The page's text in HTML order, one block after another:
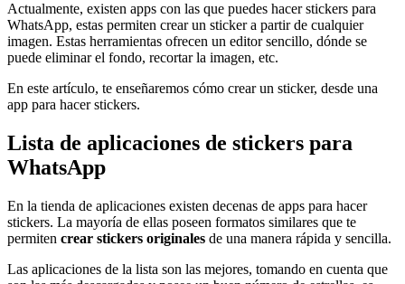
Actualmente, existen apps con las que puedes hacer stickers para
WhatsApp, estas permiten crear un sticker a partir de cualquier
imagen. Estas herramientas ofrecen un editor sencillo, dónde se
puede eliminar el fondo, recortar la imagen, etc.
En este artículo, te enseñaremos cómo crear un sticker, desde una
app para hacer stickers.
Lista de aplicaciones de stickers para
WhatsApp
En la tienda de aplicaciones existen decenas de apps para hacer
stickers. La mayoría de ellas poseen formatos similares que te
permiten crear stickers originales de una manera rápida y sencilla.
Las aplicaciones de la lista son las mejores, tomando en cuenta que